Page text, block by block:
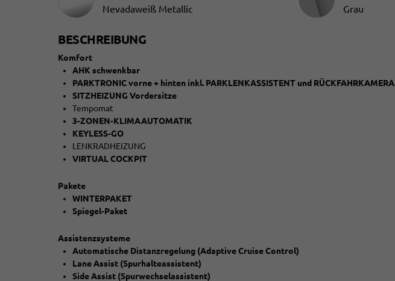
Nevadaweiß Metallic
Grau
BESCHREIBUNG
Komfort
AHK schwenkbar
PARKTRONIC vorne + hinten inkl. PARKLENKASSISTENT und RÜCKFAHRKAMERA
SITZHEIZUNG Vordersitze
Tempomat
3-ZONEN-KLIMAAUTOMATIK
KEYLESS-GO
LENKRADHEIZUNG
VIRTUAL COCKPIT
Pakete
WINTERPAKET
Spiegel-Paket
Assistenzsysteme
Automatische Distanzregelung (Adaptive Cruise Control)
Lane Assist (Spurhalteassistent)
Side Assist (Spurwechselassistent)